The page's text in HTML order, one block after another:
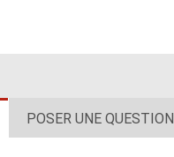
POSER UNE QUESTION